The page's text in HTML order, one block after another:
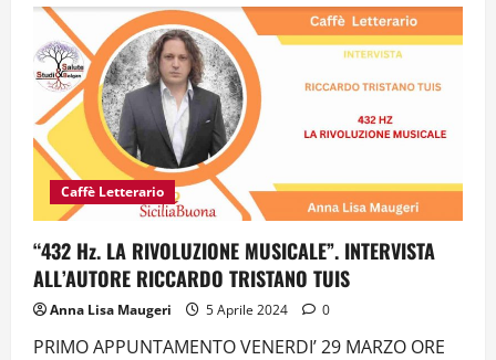
Caffè Letterario
“432 Hz. LA RIVOLUZIONE MUSICALE”. INTERVISTA
ALL’AUTORE RICCARDO TRISTANO TUIS
Anna Lisa Maugeri 5 Aprile 2024 0
PRIMO APPUNTAMENTO VENERDI’ 29 MARZO ORE